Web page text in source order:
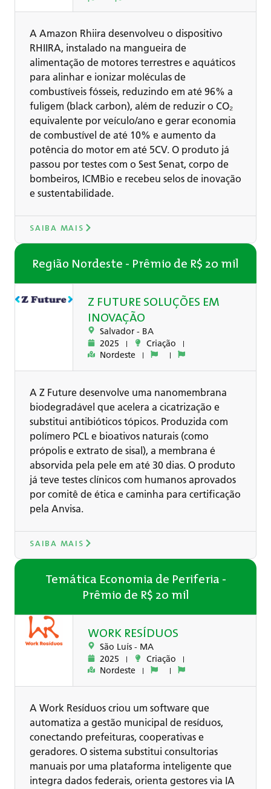
A Amazon Rhiira desenvolveu o dispositivo
RHIIRA, instalado na mangueira de
alimentação de motores terrestres e aquáticos
para alinhar e ionizar moléculas de
combustíveis fósseis, reduzindo em até 96% a
fuligem (black carbon), além de reduzir o CO₂
equivalente por veículo/ano e gerar economia
de combustível de até 10% e aumento da
potência do motor em até 5CV. O produto já
passou por testes com o Sest Senat, corpo de
bombeiros, ICMBio e recebeu selos de inovação
e sustentabilidade.
SAIBA MAIS
Região Nordeste - Prêmio de R$ 20 mil
Z FUTURE SOLUÇÕES EM
INOVAÇÃO
Salvador - BA
2025
Criação
Nordeste
A Z Future desenvolve uma nanomembrana
biodegradável que acelera a cicatrização e
substitui antibióticos tópicos. Produzida com
polímero PCL e bioativos naturais (como
própolis e extrato de sisal), a membrana é
absorvida pela pele em até 30 dias. O produto
já teve testes clínicos com humanos aprovados
por comitê de ética e caminha para certificação
pela Anvisa.
SAIBA MAIS
Temática Economia de Periferia -
Prêmio de R$ 20 mil
WORK RESÍDUOS
São Luís - MA
2025
Criação
Nordeste
A Work Resíduos criou um software que
automatiza a gestão municipal de resíduos,
conectando prefeituras, cooperativas e
geradores. O sistema substitui consultorias
manuais por uma plataforma inteligente que
integra dados federais, orienta gestores via IA